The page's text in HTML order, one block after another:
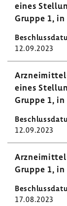
eines
Gruppe 1, in
12.09.2023
eines
Gruppe 1, in
12.09.2023
Gruppe 1, in
17.08.2023